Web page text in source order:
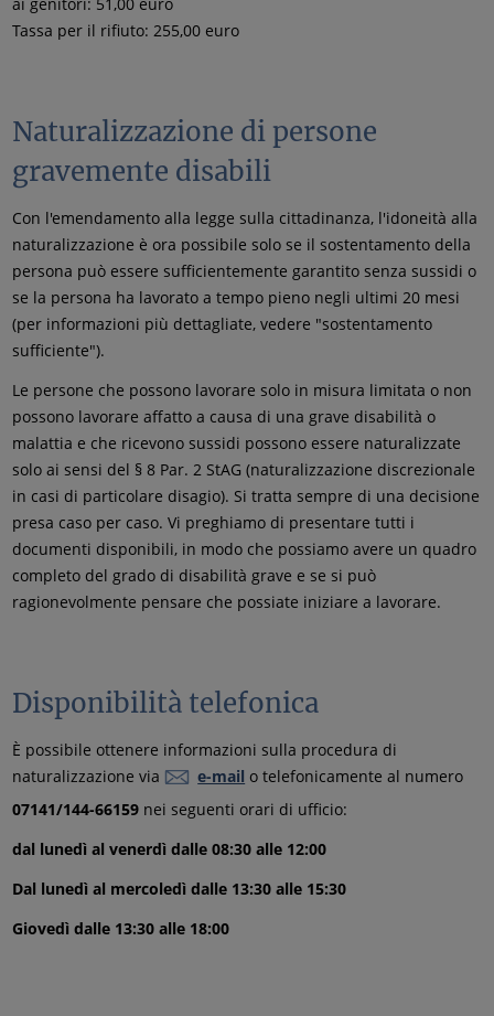
Tassa per il rifiuto: 255,00 euro
Naturalizzazione di persone
gravemente disabili
Con l'emendamento alla legge sulla cittadinanza, l'idoneità alla
naturalizzazione è ora possibile solo se il sostentamento della
persona può essere sufficientemente garantito senza sussidi o
se la persona ha lavorato a tempo pieno negli ultimi 20 mesi
(per informazioni più dettagliate, vedere "sostentamento
sufficiente").
Le persone che possono lavorare solo in misura limitata o non
possono lavorare affatto a causa di una grave disabilità o
malattia e che ricevono sussidi possono essere naturalizzate
solo ai sensi del § 8 Par. 2 StAG (naturalizzazione discrezionale
in casi di particolare disagio). Si tratta sempre di una decisione
presa caso per caso. Vi preghiamo di presentare tutti i
documenti disponibili, in modo che possiamo avere un quadro
completo del grado di disabilità grave e se si può
ragionevolmente pensare che possiate iniziare a lavorare.
Disponibilità telefonica
È possibile ottenere informazioni sulla procedura di
naturalizzazione via
e-mail o telefonicamente al numero
07141/144-66159 nei seguenti orari di ufficio:
dal lunedì al venerdì dalle 08:30 alle 12:00
Dal lunedì al mercoledì dalle 13:30 alle 15:30
Giovedì dalle 13:30 alle 18:00